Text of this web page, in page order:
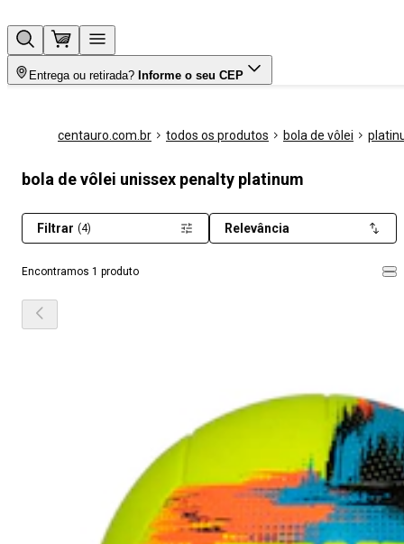
Entrega ou retirada? Informe o seu CEP
centauro.com.br todos os produtos bola de vôlei
bola de vôlei unissex penalty platinum
Encontramos 1 produto
Filtrar (4) Relevância